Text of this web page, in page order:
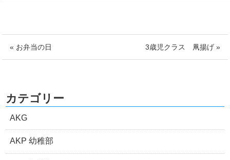
« お弁当の日 3歳児クラス 凧揚げ »
カテゴリー
AKG
AKP 幼稚部